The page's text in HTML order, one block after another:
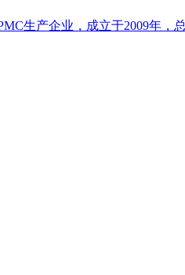
生产企业，成立于2009年，